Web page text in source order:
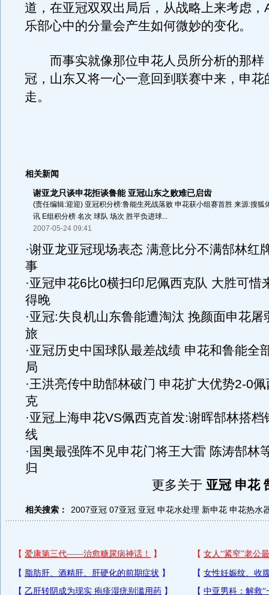
道，在亚冠双双出局后，从战略上来考虑，
乐部心中的分量会产生如何微妙的变化。
而事实就像那位申花人员所分析的那样
冠，山东又将一心一意回到联赛中来，申花
走。
相关新闻
谢亚龙只谈申花拒谈鲁能 亚冠山东之败难已启齿
(责任编辑:迎迎) 亚冠积分榜:鲁能生死战落败 申花获小组赛首胜 来源:搜狐
讯 E组积分榜 名次 球队 场次 胜平负进球...
2007-05-24 09:41
·谢亚龙亚冠现场表态 满意比分不满郜林红
事
·亚冠申花6比0横扫印尼佩西克队 大胜可惜
得晚
·亚冠:失良机山东鲁能遭淘汰 挽颜面申花屠
旅
·亚冠历史中国球队最差战绩 申花和鲁能全
局
·王洪亮传中助郜林破门 申花扩大优势2-0佩
克
·亚冠上海申花VS佩西克首发:谢晖郜林搭档
线
· 国奥最强阵不见申花门将王大雷 陈涛郜林
归
更多关于 亚冠 申花
相关搜索： 2007亚冠 07亚冠 亚冠 申花水处理 新申花 申花热水